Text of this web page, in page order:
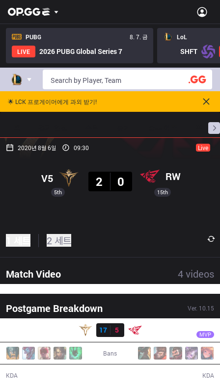
PUBG
8. 7. 금
LIVE
2026 PUBG Global Series 7
LoL
SHFT
🌟 LCK 프로게이머에게 과외 받기!
프로빌
2020년 8월 6일 09:30 Live
5th
V5
2
0 RW
15th
2 세트
Match Video 4videos
Postgame Breakdown Ver. 10.15
17
5 MVP
Bans
KDA KDA